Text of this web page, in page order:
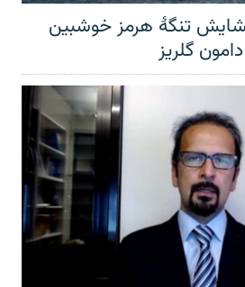
تنگهٔ هرمز خوشبین
گلریز